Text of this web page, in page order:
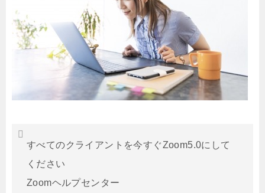
すべてのクライアントを今すぐZoom5.0にして
ください
Zoomヘルプセンター